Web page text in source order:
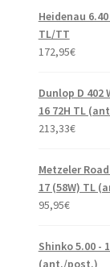
Heidenau 6.40
TL/TT
172,95€
Dunlop D 402
16 72H TL
213,33€
Metzeler
17 (58W) TL
95,95€
Shinko 5.00 -
(ant./post.)